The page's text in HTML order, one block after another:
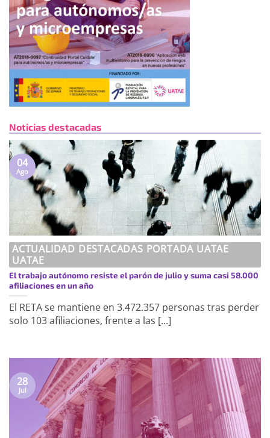
Noticias destacadas
ACTUALIDAD DESTACADAS PORTADA UATAE
UATAE
El trabajo autónomo resiste el parón de julio y suma casi 58.000
afiliaciones en un año
El RETA se mantiene en 3.472.357 personas tras perder
solo 103 afiliaciones, frente a las [...]
04
Ago
28
Jul